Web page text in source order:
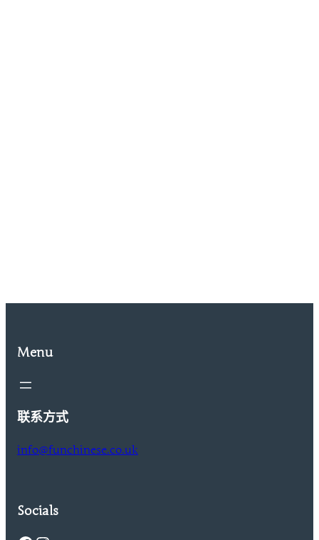
Menu
联系方式
info@funchinese.co.uk
Socials